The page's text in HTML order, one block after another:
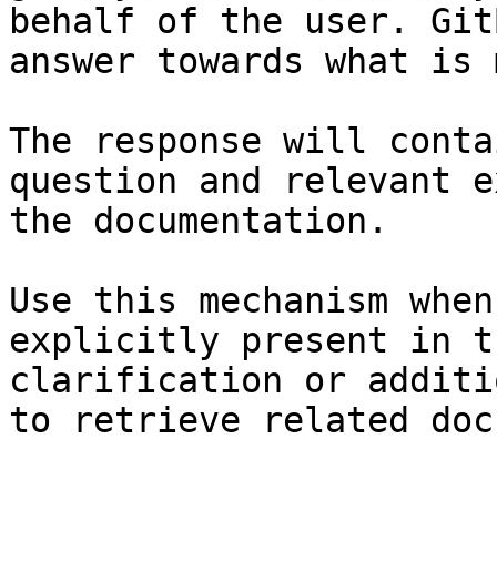
behalf of the user.
answer towards what
The response will
question and relevant
the documentation.
Use this mechanism
explicitly present in
clarification or